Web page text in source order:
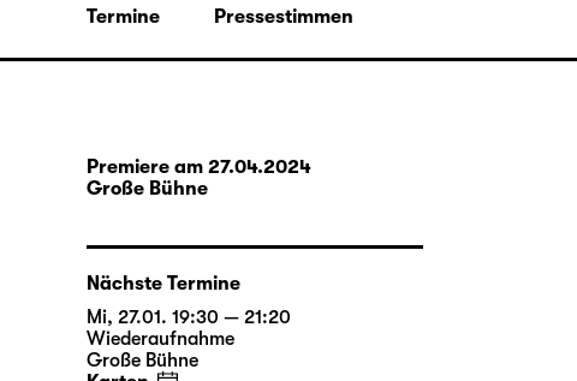
Termine Pressestimmen
Premiere am 27.04.2024
Große Bühne
Nächste Termine
Mi, 27.01. 19:30 — 21:20
Wiederaufnahme
Große Bühne